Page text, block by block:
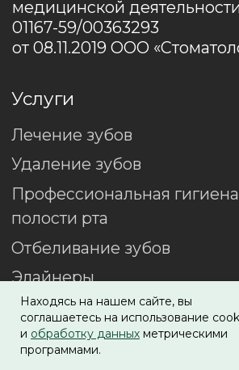
Находясь на нашем сайте, вы
соглашаетесь на использование
и обработку данных метрическими
программами.